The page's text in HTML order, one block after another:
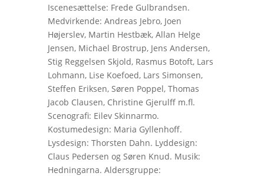
Iscenesættelse: Frede Gulbrandsen.
Medvirkende: Andreas Jebro, Joen
Højerslev, Martin Hestbæk, Allan Helge
Jensen, Michael Brostrup, Jens Andersen,
Stig Reggelsen Skjold, Rasmus Botoft, Lars
Lohmann, Lise Koefoed, Lars Simonsen,
Steffen Eriksen, Søren Poppel, Thomas
Jacob Clausen, Christine Gjerulff m.fl.
Scenografi: Eilev Skinnarmo.
Kostumedesign: Maria Gyllenhoff.
Lysdesign: Thorsten Dahn. Lyddesign:
Claus Pedersen og Søren Knud. Musik:
Hedningarna. Aldersgruppe: